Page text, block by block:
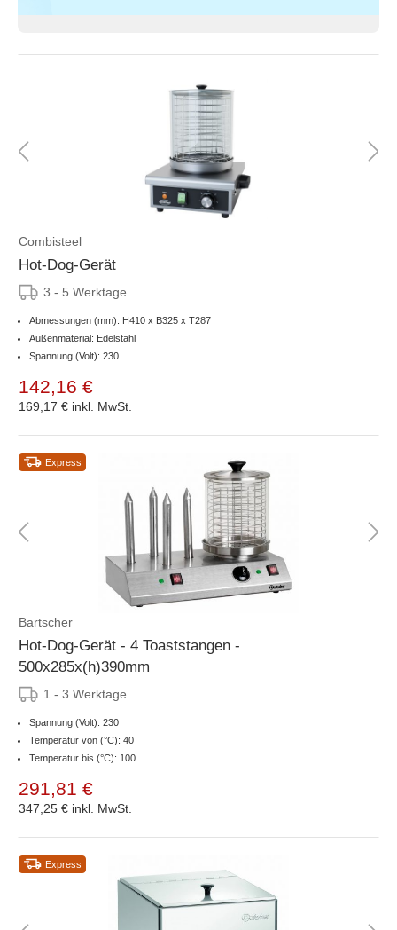
Combisteel
Hot-Dog-Gerät
3 - 5 Werktage
Abmessungen (mm): H410 x B325 x T287
Außenmaterial: Edelstahl
Spannung (Volt): 230
142,16 €
169,17 € inkl. MwSt.
Express
Bartscher
Hot-Dog-Gerät - 4 Toaststangen -
500x285x(h)390mm
1 - 3 Werktage
Spannung (Volt): 230
Temperatur von (°C): 40
Temperatur bis (°C): 100
291,81 €
347,25 € inkl. MwSt.
Express